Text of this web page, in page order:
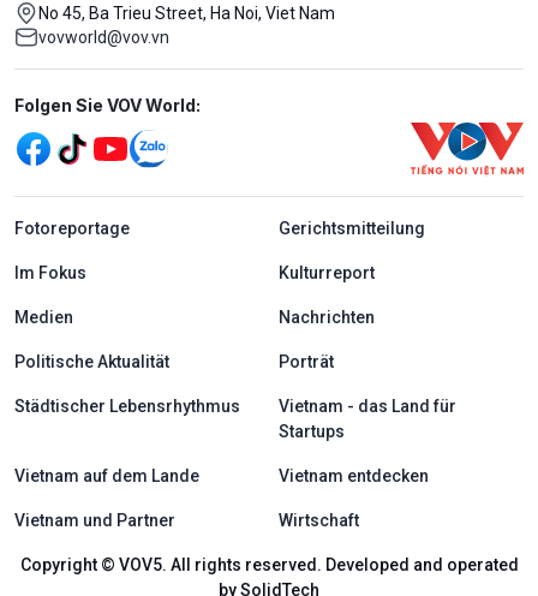
No 45, Ba Trieu Street, Ha Noi, Viet Nam
vovworld@vov.vn
Mạng xã hội
Folgen Sie VOV World:
menu footer tiếng Đức
Fotoreportage Gerichtsmitteilung
Im Fokus Kulturreport
Medien Nachrichten
Politische Aktualität Porträt
Städtischer Lebensrhythmus
Vietnam - das Land für
Startups
Vietnam auf dem Lande Vietnam entdecken
Vietnam und Partner Wirtschaft
Copyright © VOV5. All rights reserved. Developed and operated
by SolidTech